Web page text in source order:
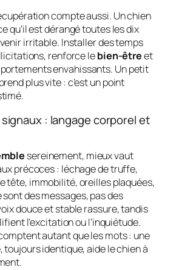
compte aussi. Un chien
qu’il est dérangé toutes les dix
irritable. Installer des temps
renforce lebien-êtreet
envahissants. Un petit
plus vite : c’est un point
: langage corporel et
sereinement, mieux vaut
précoces : léchage de truffe,
tête, immobilité, oreilles plaquées,
sont des messages, pas des
douce et stable rassure, tandis
l’excitation ou l’inquiétude.
autant que les mots : une
identique, aide le chien à